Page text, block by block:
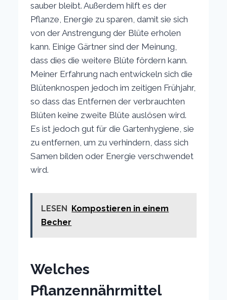
sauber bleibt. Außerdem hilft es der
Pflanze, Energie zu sparen, damit sie sich
von der Anstrengung der Blüte erholen
kann. Einige Gärtner sind der Meinung,
dass dies die weitere Blüte fördern kann.
Meiner Erfahrung nach entwickeln sich die
Blütenknospen jedoch im zeitigen Frühjahr,
so dass das Entfernen der verbrauchten
Blüten keine zweite Blüte auslösen wird.
Es ist jedoch gut für die Gartenhygiene, sie
zu entfernen, um zu verhindern, dass sich
Samen bilden oder Energie verschwendet
wird.
LESEN Kompostieren in einem
Becher
Welches
Pflanzennährmittel